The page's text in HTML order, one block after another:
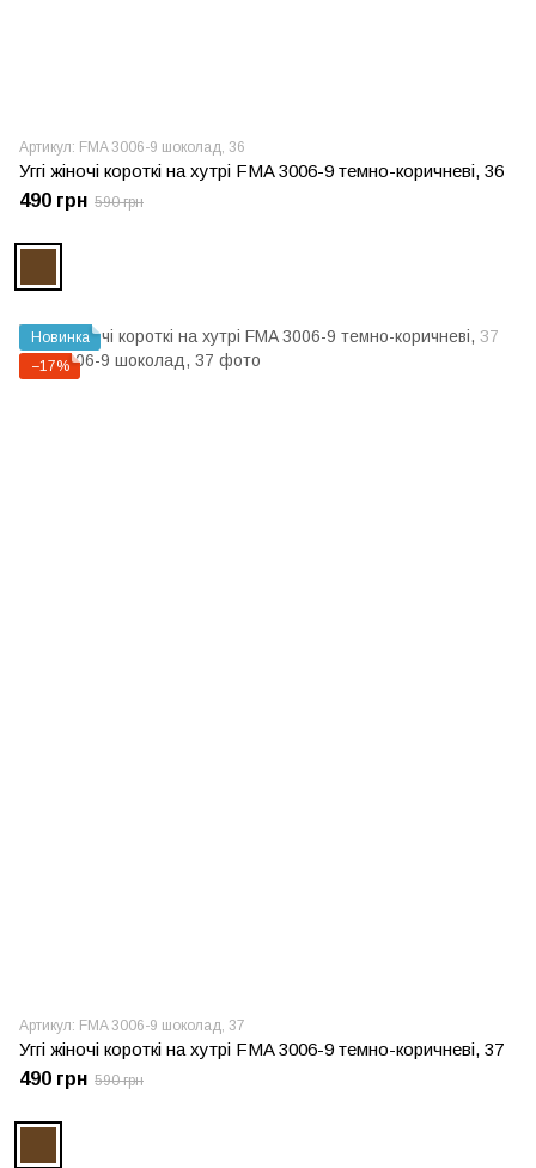
Артикул: FMA 3006-9 шоколад, 36
Уггі жіночі короткі на хутрі FMA 3006-9 темно-коричневі, 36
490 грн 590 грн
Новинка
−17%
Артикул: FMA 3006-9 шоколад, 37
Уггі жіночі короткі на хутрі FMA 3006-9 темно-коричневі, 37
490 грн 590 грн